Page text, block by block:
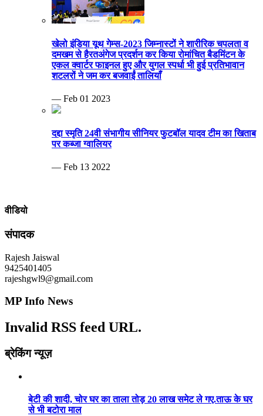
खेलो इंडिया यूथ गेम्स-2023 जिम्नास्टों ने शारीरिक चपलता व
दमखम से हैरतअंगेज प्रदर्शन कर किया रोमांचित बैडमिंटन के
एकल क्वार्टर फाइनल हुए और युगल स्पर्धा भी हुई प्रतिभावान
शटलरों ने जम कर बजवाईं तालियाँ
— Feb 01 2023
दद्दा स्मृति 24वी संभागीय सीनियर फुटबॉल यादव टीम का खिताब
पर कब्जा ग्वालियर
— Feb 13 2022
वीडियो
संपादक
Rajesh Jaiswal
9425401405
rajeshgwl9@gmail.com
MP Info News
Invalid RSS feed URL.
ब्रेकिंग न्यूज़
बेटी की शादी, चोर घर का ताला तोड़ 20 लाख समेट ले गए.ताऊ के घर
से भी बटोरा माल